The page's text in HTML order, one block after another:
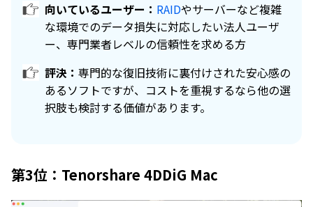
向いているユーザー： RAIDやサーバーなど複雑
な環境でのデータ損失に対応したい法人ユーザ
ー、専門業者レベルの信頼性を求める方
評決： 専門的な復旧技術に裏付けされた安心感の
あるソフトですが、コストを重視するなら他の選
択肢も検討する価値があります。
第3位：Tenorshare 4DDiG Mac